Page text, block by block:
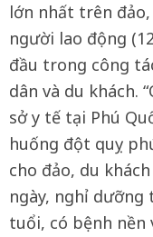
lớn nhất trên
người lao động
đầu trong công
dân và du khách.
sở y tế tại Phú
huống đột quỵ
cho đảo, du
ngày, nghỉ
tuổi, có bệnh nền